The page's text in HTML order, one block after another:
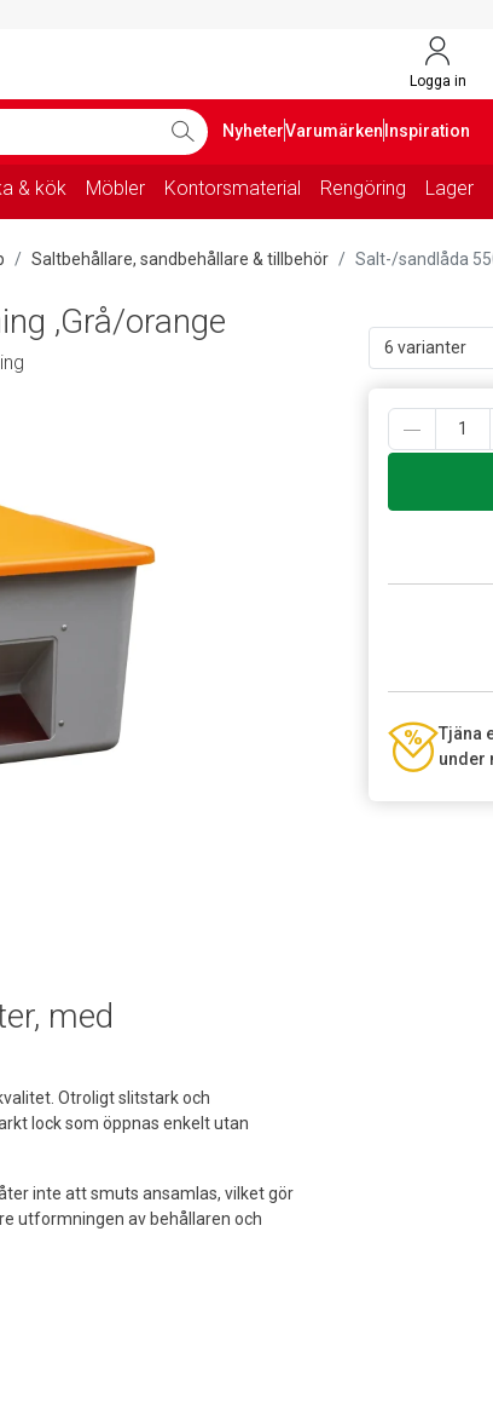
Logga in
NyheterVarumärken Inspiration
& kök Möbler Kontorsmaterial Rengöring Lager
Saltbehållare, sandbehållare & tillbehör Salt-/sandlåda
med
Otroligt slitstark och
lock som öppnas enkelt utan
inte att smuts ansamlas, vilket gör
utformningen av behållaren och
6 varianter
Tjäna
under
,Grå/orange